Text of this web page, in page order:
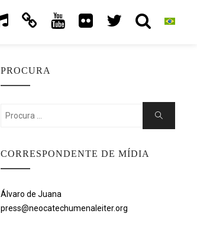
PROCURA
Search
Search
CORRESPONDENTE DE MÍDIA
Álvaro de Juana
press@neocatechumenaleiter.org